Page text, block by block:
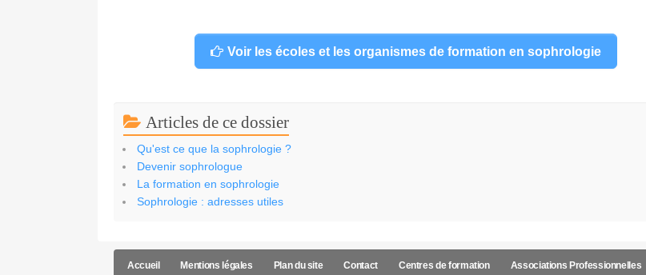
Voir les écoles et les organismes de formation en sophrologie
Articles de ce dossier
Qu'est ce que la sophrologie ?
Devenir sophrologue
La formation en sophrologie
Sophrologie : adresses utiles
Accueil Mentions légales Plan du site Contact Centres de formation Associations Professionnelles